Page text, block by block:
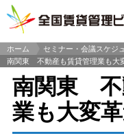
ホーム
セミナー・会議スケジ
>
南関東 不動産も賃貸管理業も大
南関東 不
業も大変革